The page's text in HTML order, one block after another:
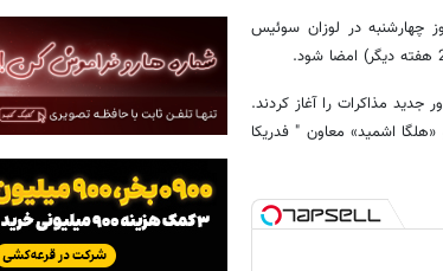
چهارشنبه در لوزان سوئیس
جدید مذاکرات را آغاز کردند.
اشمید» معاون " فدریکا